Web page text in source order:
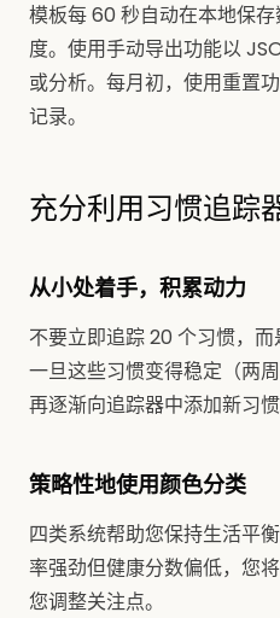
模板每 60 秒自动在本地保
度。使用手动导出功能以
或分析。每月初，使用重置
记录。
充分利用习惯追踪
从小处着手，积累动力
不要立即追踪 20 个习惯，
一旦这些习惯变得稳定（两
再逐渐向追踪器中添加新习惯
策略性地使用颜色分类
四类系统帮助您保持生活平
率强劲但健康分数偏低，您
您调整关注点。